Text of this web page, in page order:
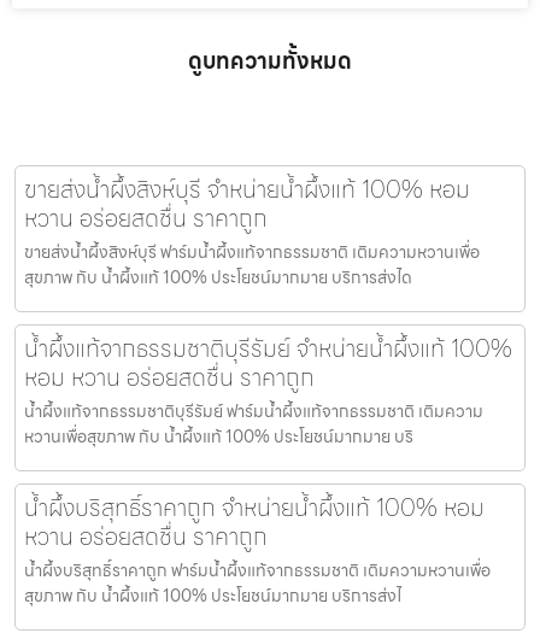
ดูบทความทั้งหมด
ขายส่งน้ำผึ้งสิงห์บุรี จำหน่ายน้ำผึ้งแท้ 100% หอม
หวาน อร่อยสดชื่น ราคาถูก
ขายส่งน้ำผึ้งสิงห์บุรี ฟาร์มน้ำผึ้งแท้จากธรรมชาติ เติมความหวานเพื่อ
สุขภาพ กับ น้ำผึ้งแท้ 100% ประโยชน์มากมาย บริการส่งได
น้ำผึ้งแท้จากธรรมชาติบุรีรัมย์ จำหน่ายน้ำผึ้งแท้ 100%
หอม หวาน อร่อยสดชื่น ราคาถูก
น้ำผึ้งแท้จากธรรมชาติบุรีรัมย์ ฟาร์มน้ำผึ้งแท้จากธรรมชาติ เติมความ
หวานเพื่อสุขภาพ กับ น้ำผึ้งแท้ 100% ประโยชน์มากมาย บริ
น้ำผึ้งบริสุทธิ์ราคาถูก จำหน่ายน้ำผึ้งแท้ 100% หอม
หวาน อร่อยสดชื่น ราคาถูก
น้ำผึ้งบริสุทธิ์ราคาถูก ฟาร์มน้ำผึ้งแท้จากธรรมชาติ เติมความหวานเพื่อ
สุขภาพ กับ น้ำผึ้งแท้ 100% ประโยชน์มากมาย บริการส่งไ